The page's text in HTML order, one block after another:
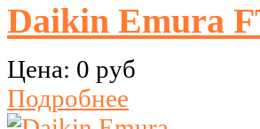
Daikin Emura
Цена: 0 руб
Подробнее